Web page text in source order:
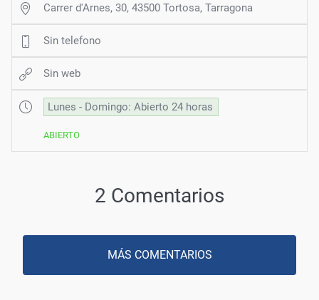
Carrer d'Arnes, 30, 43500 Tortosa, Tarragona
Sin telefono
Sin web
Lunes - Domingo: Abierto 24 horas
ABIERTO
2 Comentarios
MÁS COMENTARIOS